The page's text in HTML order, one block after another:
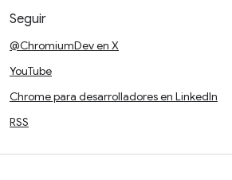
Seguir
@ChromiumDev en X
YouTube
Chrome para desarrolladores en LinkedIn
RSS